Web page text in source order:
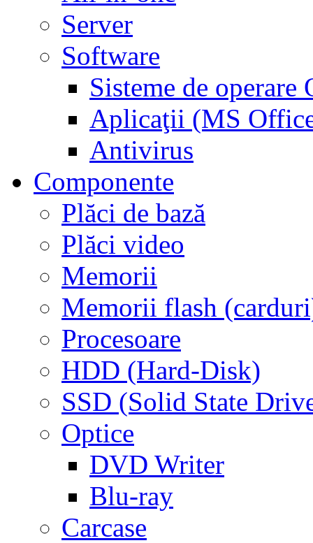
Server
Software
Sisteme de operare
Aplicaţii (MS
Antivirus
Componente
Plăci de bază
Plăci video
Memorii
Memorii flash
Procesoare
HDD (Hard-Disk)
SSD (Solid State
Optice
DVD Writer
Blu-ray
Carcase